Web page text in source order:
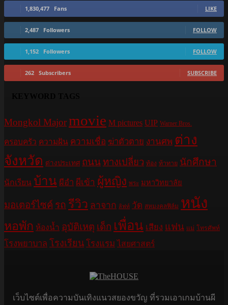
1,830,477 Fans LIKE
2,487 Followers FOLLOW
1,152 Followers FOLLOW
262 Subscribers SUBSCRIBE
Mongkol Majormovie M pictures UIP Warner Bros.
ครอบครัว ความฝัน ความเชื่อ ฆ่าตัวตาย งานศพ ต่าง
จังหวัด ต่างประเทศ ถนนทางเปลี่ยว ท้อง ท้าทาย นักศึกษา
นักเรียน บ้าน ผีอำ ผีเข้า ผู้หญิง พระ มหาวิทยาลัย
มอเตอร์ไซค์ รถ รีวิว ลาจาก ลิฟท์ วัด สหมงคลฟิล์ม หนัง
หอพัก ห้องน้ำ อุบัติเหตุ เด็ก เพื่อน เสียง แฟน แม่ โทรศัพท์
โรงพยาบาล โรงเรียน โรงแรม ไสยศาสตร์
เว็บไซต์เพื่อความบันเทิงแนวสยองขวัญ ที่รวมเอาเกมบ้านผี